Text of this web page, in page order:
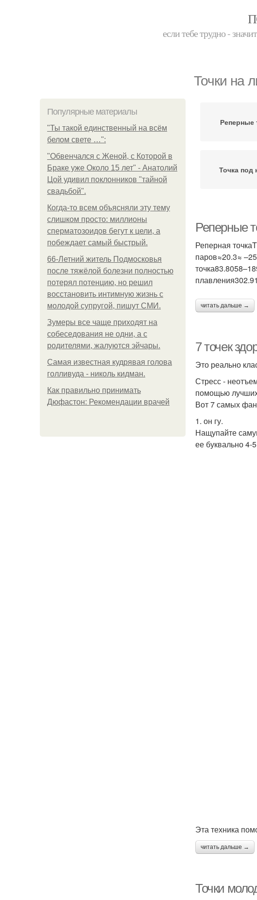
если тебе трудно -
Точки на
Популярные материалы
"Ты такой единственный на всём
белом свете …":
"Обвенчался с Женой, с Которой в
Браке уже Около 15 лет" - Анатолий
Цой удивил поклонников "тайной
свадьбой".
Когда-то всем объясняли эту тему
слишком просто: миллионы
сперматозоидов бегут к цели, а
побеждает самый быстрый.
66-Летний житель Подмосковья
после тяжёлой болезни полностью
потерял потенцию, но решил
восстановить интимную жизнь с
молодой супругой, пишут СМИ.
Зумеры все чаще приходят на
собеседования не одни, а с
родителями, жалуются эйчары.
Самая известная кудрявая голова
голливуда - николь кидман.
Как правильно принимать
Дюфастон: Рекомендации врачей
Реперные
Точка под
Ключевые
Точки на
Реперные
Реперная
паров≈20.3≈
читать дальше →
7 точек
Это реально
Стресс -
помощью лучших
Вот 7 самых
1. он гу.
Нащупайте
ее буквально 4-
Эта техника
читать дальше →
Точки